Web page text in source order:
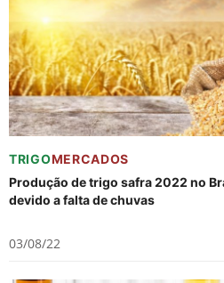
TRIGOMERCADOS
Produção de trigo safra 2022 no
devido a falta de chuvas
03/08/22